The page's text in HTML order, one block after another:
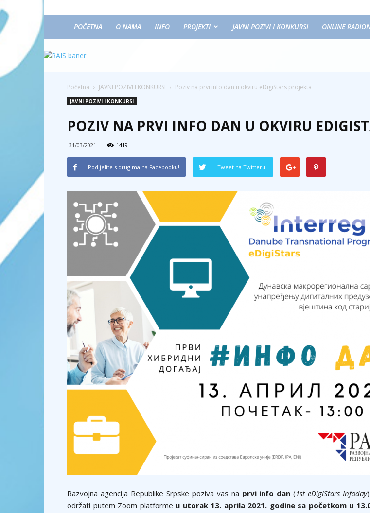
POČETNA O NAMA INFO PROJEKTI JAVNI POZIVI I KONKURSI ONLINE
Početna JAVNI POZIVI I KONKURSI Poziv na prvi info dan u okviru eDigiStars projekta
JAVNI POZIVI I KONKURSI
POZIV NA PRVI INFO DAN U OKVIRU
31/03/2021 1419
Podijelite s drugima na Facebooku! Tweet na Twitteru!
Razvojna agencija Republike Srpske poziva vas na prvi info dan (1st eDigiStars Infoday
održati putem Zoom platforme u utorak 13. aprila 2021. godine sa početkom u